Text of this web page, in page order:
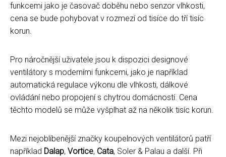
funkcemi jako je časovač doběhu nebo senzor vlhkosti,
cena se bude pohybovat v rozmezí od tisíce do tří tisíc
korun.
Pro náročnější uživatele jsou k dispozici designové
ventilátory s moderními funkcemi, jako je například
automatická regulace výkonu dle vlhkosti, dálkové
ovládání nebo propojení s chytrou domácností. Cena
těchto modelů se může vyšplhat až na několik tisíc korun.
Mezi nejoblíbenější značky koupelnových ventilátorů patří
například Dalap, Vortice, Cata, Soler & Palau a další. Při